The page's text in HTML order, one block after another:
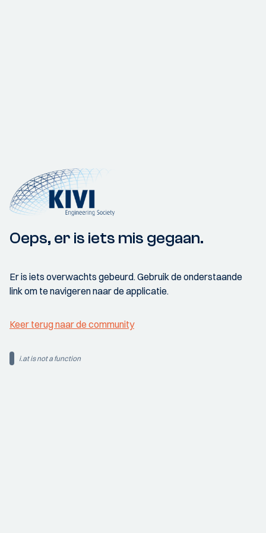
Oeps, er is iets mis gegaan.
Er is iets overwachts gebeurd. Gebruik de onderstaande
link om te navigeren naar de applicatie.
Keer terug naar de community
i.at is not a function